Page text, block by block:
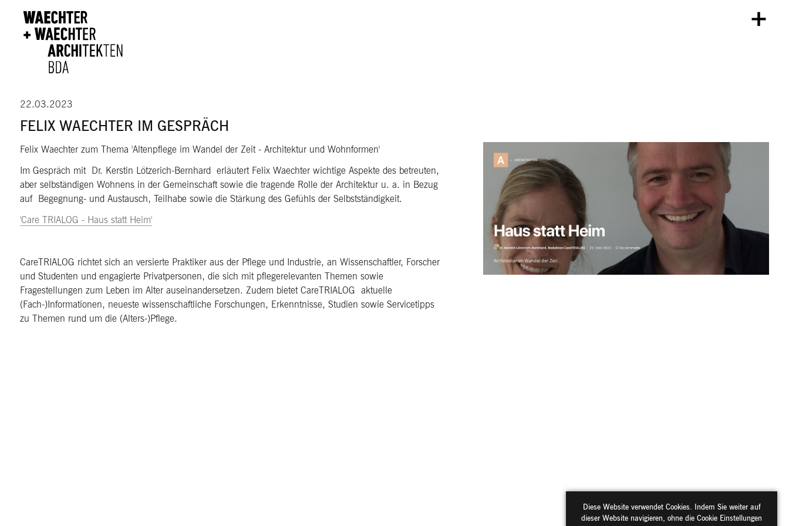
22.03.2023
FELIX WAECHTER IM GESPRÄCH
Felix Waechter zum Thema 'Altenpflege im Wandel der Zeit - Architektur und Wohnformen'
Im Gespräch mit Dr. Kerstin Lötzerich-Bernhard erläutert Felix Waechter wichtige Aspekte des betreuten,
aber selbständigen Wohnens in der Gemeinschaft sowie die tragende Rolle der Architektur u. a. in Bezug
auf Begegnung- und Austausch, Teilhabe sowie die Stärkung des Gefühls der Selbstständigkeit.
'Care TRIALOG - Haus statt Heim'
CareTRIALOG richtet sich an versierte Praktiker aus der Pflege und Industrie, an Wissenschaftler, Forscher
und Studenten und engagierte Privatpersonen, die sich mit pflegerelevanten Themen sowie
Fragestellungen zum Leben im Alter auseinandersetzen. Zudem bietet CareTRIALOG aktuelle
(Fach-)Informationen, neueste wissenschaftliche Forschungen, Erkenntnisse, Studien sowie Servicetipps
zu Themen rund um die (Alters-)Pflege.
Diese Website verwendet Cookies. Indem Sie weiter auf
dieser Website navigieren, ohne die Cookie Einstellungen